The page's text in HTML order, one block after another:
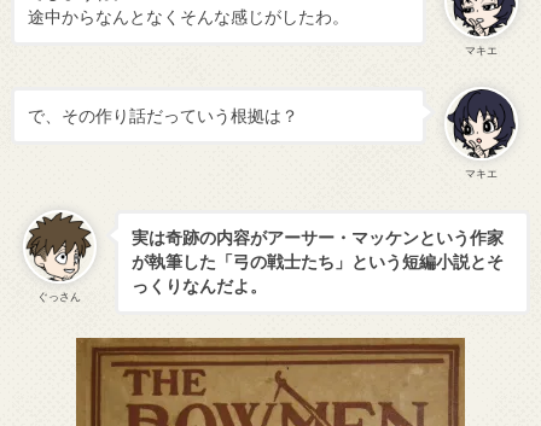
マキエ
途中からなんとなくそんな感じがしたわ。
マキエ
で、その作り話だっていう根拠は？
ぐっさん
実は奇跡の内容がアーサー・マッケンという作家
が執筆した「弓の戦士たち」という短編小説とそ
っくりなんだよ。